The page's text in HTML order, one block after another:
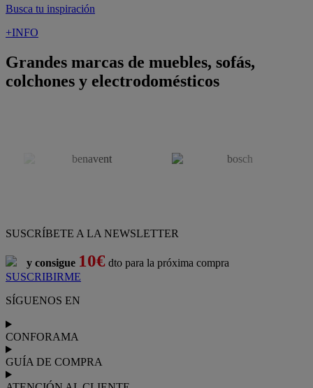
Busca tu inspiración
+INFO
Grandes marcas de muebles, sofás,
colchones y electrodomésticos
SUSCRÍBETE A LA NEWSLETTER
y consigue 10€ dto para la próxima compra
SUSCRIBIRME
SÍGUENOS EN
CONFORAMA
GUÍA DE COMPRA